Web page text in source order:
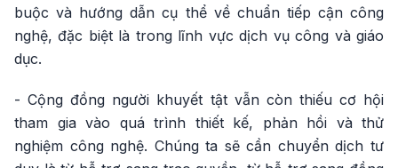
buộc và hướng dẫn cụ thể về chuẩn tiếp cận công
nghệ, đặc biệt là trong lĩnh vực dịch vụ công và giáo
dục.
- Cộng đồng người khuyết tật vẫn còn thiếu cơ hội
tham gia vào quá trình thiết kế, phản hồi và thử
nghiệm công nghệ. Chúng ta sẽ cần chuyển dịch tư